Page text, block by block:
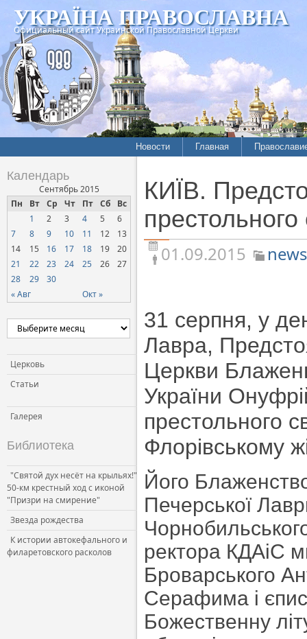
УКРАЇНА ПРАВОСЛАВНА
Официальный сайт Украинской Православной Церкви
Новости
Межконфессиональные
отношения
Нарушения прав
верующих
Официальная хроника
Церковь и власть
Церковь и общество
Церковь и СМИ
Главная
История
Хроники
Календарь
Сентябрь 2015
Пн
Вт Ср Чт Пт Сб Вс
« Авг Окт »
1 2 3 4 5
6
7
8 9 10 11 12
13
14
15 16 17 18 19
20
21
22 23 24 25 26
27
28
29 30
Церковь
Статьи
Галерея
Библиотека
"Святой дух несёт на крыльях!"
50-км крестный ход с иконой
"Призри на смирение"
Звезда рождества
К истории автокефального и
филаретовского расколов
КИЇВ.
01.09.2015 news
31 серпня, у
Лавра,
Церкви
України
престольного
Флорівському
Його
Печерської
ректора КДАіС
Броварського
Серафима і
Божественну